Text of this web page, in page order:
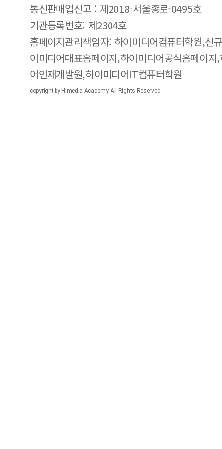
통신판매업신고 : 제2018-서울종로-0495호
기관등록번호: 제2304호
홈페이지관리책임자: 하이미디어컴퓨터학원,신
이미디어대표홈페이지,하이미디어공식홈페이
어인재개발원,하이미디어IT컴퓨터학원
copyright by Himedia Academy. All Rights Reserved.